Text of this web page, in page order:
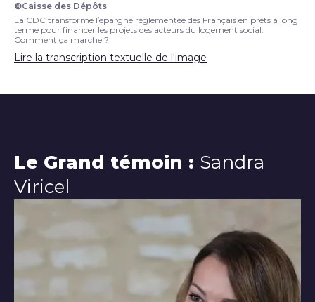
schéma
©Caisse des Dépôts
La CDC transforme l’épargne règlementée des Français en prêts à long
terme pour financer les projets des acteurs du logement social.
Comment ça marche ?
Lire la transcription textuelle de l'image
Le Grand témoin : Sandra
Viricel